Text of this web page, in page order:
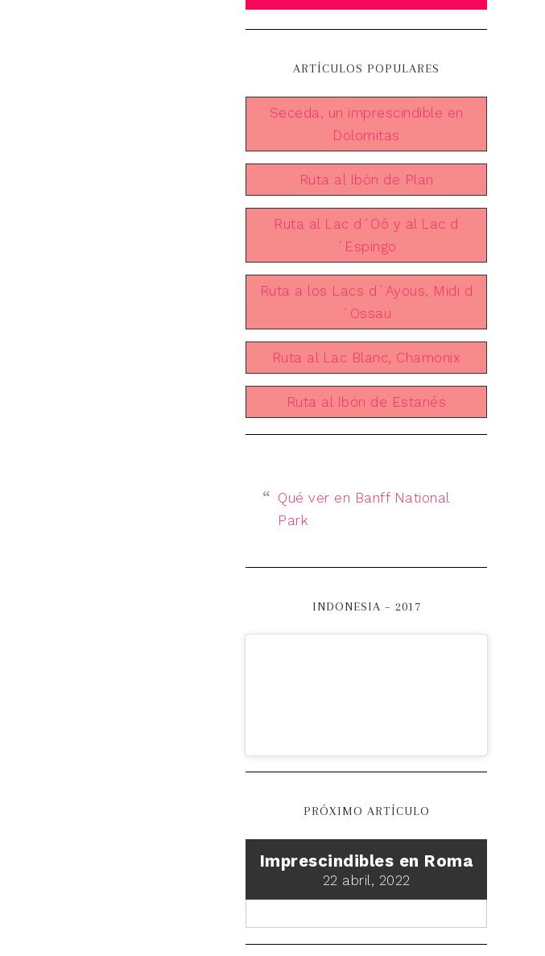
ARTÍCULOS POPULARES
Seceda, un imprescindible en
Dolomitas
Ruta al Ibón de Plan
Ruta al Lac d´Oô y al Lac d
´Espingo
Ruta a los Lacs d´Ayous, Midi d
´Ossau
Ruta al Lac Blanc, Chamonix
Ruta al Ibón de Estanés
Qué ver en Banff National
Park
INDONESIA – 2017
PRÓXIMO ARTÍCULO
Imprescindibles en Roma
22 abril, 2022